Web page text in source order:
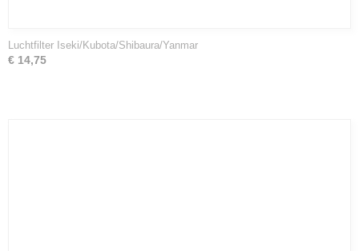
Luchtfilter Iseki/Kubota/Shibaura/Yanmar
€ 14,75